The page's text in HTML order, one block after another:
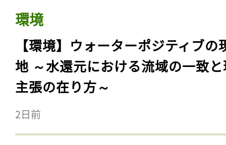
環境
【環境】ウォーターポジティブの
地 ～水還元における流域の一致
主張の在り方～
2日前